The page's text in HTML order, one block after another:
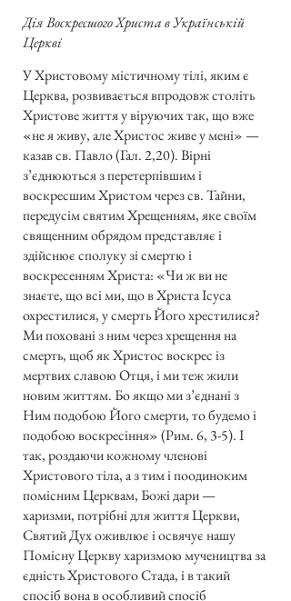
Дія Воскресшого Христа в Українській
Церкві
У Христовому містичному тілі, яким є
Церква, розвивається впродовж століть
Христове життя у віруючих так, що вже
«не я живу, але Христос живе у мені» —
казав св. Павло (Гал. 2,20). Вірні
з’єднюються з перетерпівшим і
воскресшим Христом через св. Тайни,
передусім святим Хрещенням, яке своїм
священним обрядом представляє і
здійснює сполуку зі смертю і
воскресенням Христа: «Чи ж ви не
знаєте, що всі ми, що в Христа Ісуса
охрестилися, у смерть Його хрестилися?
Ми поховані з ним через хрещення на
смерть, щоб як Христос воскрес із
мертвих славою Отця, і ми теж жили
новим життям. Бо якщо ми з’єднані з
Ним подобою Його смерти, то будемо і
подобою воскресіння» (Рим. 6, 3-5). І
так, роздаючи кожному членові
Христового тіла, а з тим і поодиноким
помісним Церквам, Божі дари —
харизми, потрібні для життя Церкви,
Святий Дух оживлює і освячує нашу
Помісну Церкву харизмою мучеництва за
єдність Христового Стада, і в такий
спосіб вона в особливий спосіб